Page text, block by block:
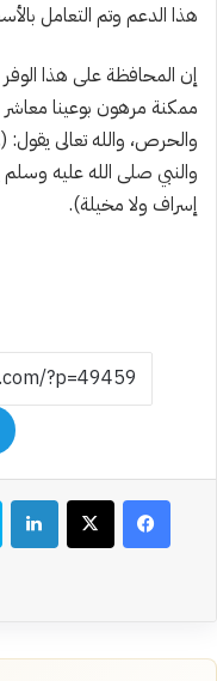
هذا الدعم وتم التعامل
إن المحافظة على هذا
ممكنة مرهون بوعينا معاشر
والحرص، والله تعالى
والنبي صلى الله عليه وسلم
إسراف ولا مخيلة).
فيسبوك‫X